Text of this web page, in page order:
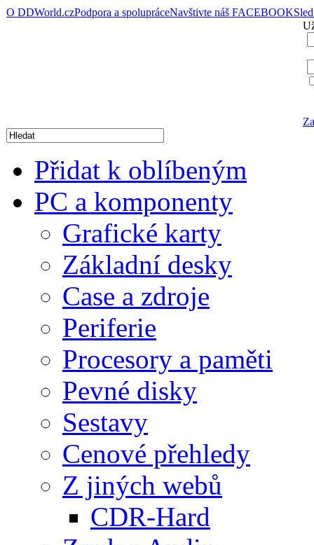
O DDWorld.czPodpora a spolupráceNavštivte náš FACEBOOK
Přidat k oblíbeným
PC a komponenty
Grafické karty
Základní desky
Case a zdroje
Periferie
Procesory a paměti
Pevné disky
Sestavy
Cenové přehledy
Z jiných webů
CDR-Hard